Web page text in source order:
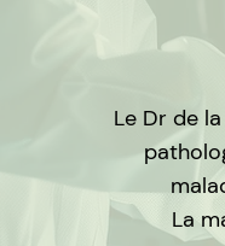
Le Dr de
La